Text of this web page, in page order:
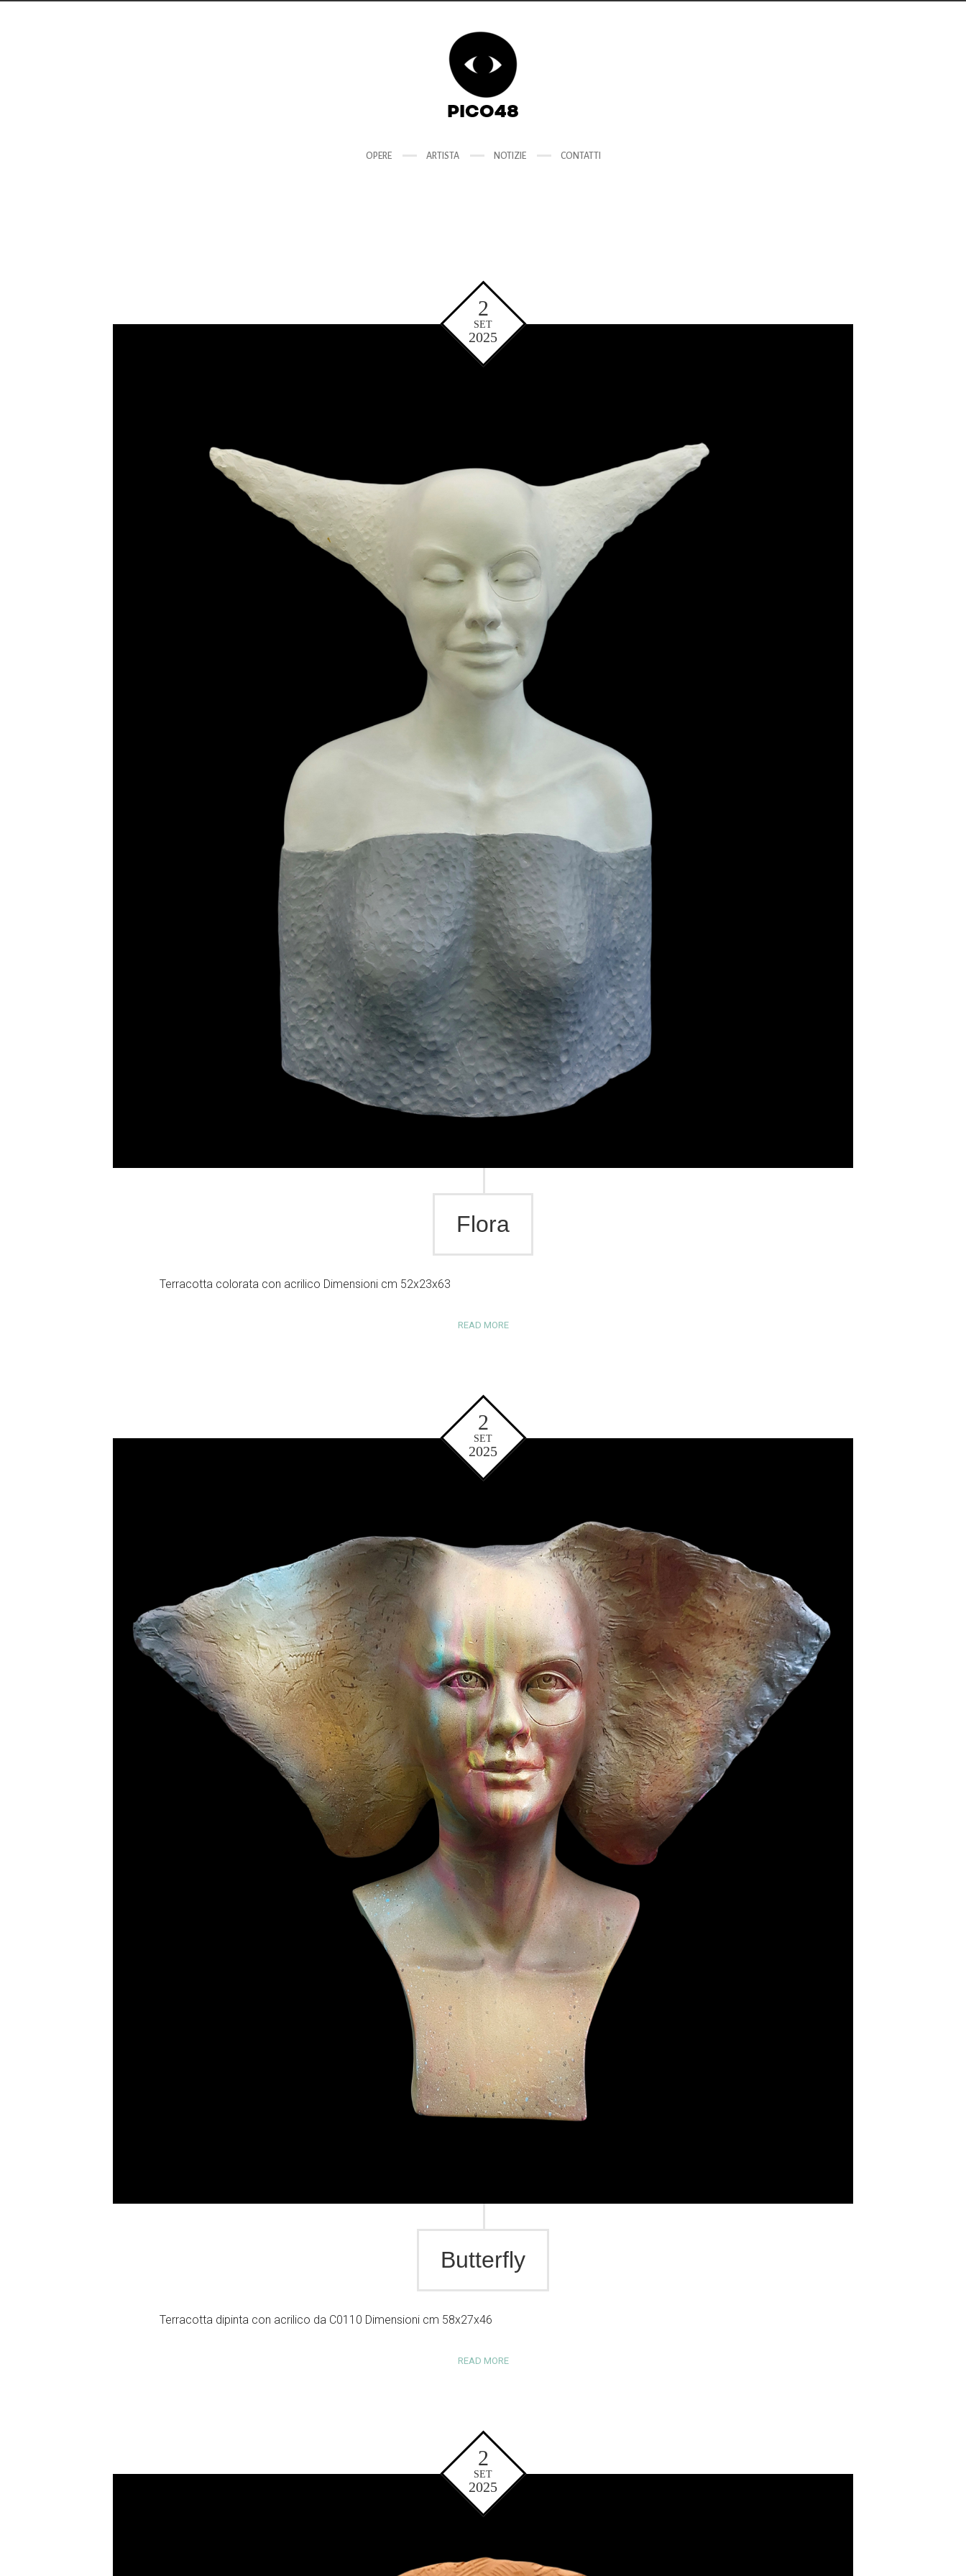
PICO48
OPERE ARTISTA NOTIZIE CONTATTI
2
SET
2025
Flora
Terracotta colorata con acrilico Dimensioni cm 52x23x63
READ MORE
2
SET
2025
Butterfly
Terracotta dipinta con acrilico da C0110 Dimensioni cm 58x27x46
READ MORE
2
SET
2025